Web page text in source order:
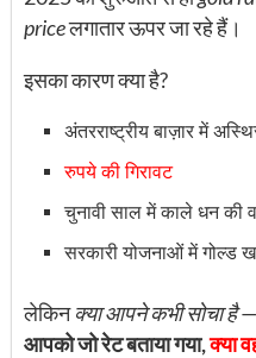
priceलगातार ऊपर जा रहे हैं।
इसका कारण क्या है?
अंतरराष्ट्रीय बाज़ार में
रुपये की गिरावट
चुनावी साल में काले धन की
सरकारी योजनाओं में गोल्ड
लेकिनक्या आपने कभी सोचा है—
आपको जो रेट बताया गया,क्या